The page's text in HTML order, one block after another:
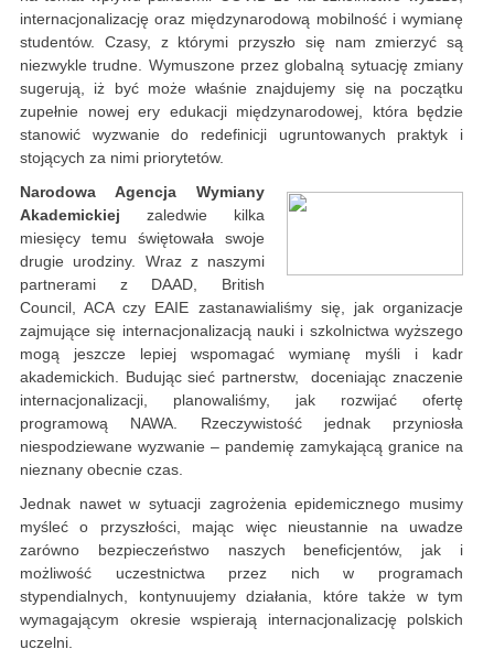
internacjonalizację oraz międzynarodową mobilność i wymianę
studentów. Czasy, z którymi przyszło się nam zmierzyć są
niezwykle trudne. Wymuszone przez globalną sytuację zmiany
sugerują, iż być może właśnie znajdujemy się na początku
zupełnie nowej ery edukacji międzynarodowej, która będzie
stanowić wyzwanie do redefinicji ugruntowanych praktyk i
stojących za nimi priorytetów.
Narodowa Agencja Wymiany
Akademickiej zaledwie kilka
miesięcy temu świętowała swoje
drugie urodziny. Wraz z naszymi
partnerami z DAAD, British
Council, ACA czy EAIE zastanawialiśmy się, jak organizacje
zajmujące się internacjonalizacją nauki i szkolnictwa wyższego
mogą jeszcze lepiej wspomagać wymianę myśli i kadr
akademickich. Budując sieć partnerstw, doceniając znaczenie
internacjonalizacji, planowaliśmy, jak rozwijać ofertę
programową NAWA. Rzeczywistość jednak przyniosła
niespodziewane wyzwanie – pandemię zamykającą granice na
nieznany obecnie czas.
Jednak nawet w sytuacji zagrożenia epidemicznego musimy
myśleć o przyszłości, mając więc nieustannie na uwadze
zarówno bezpieczeństwo naszych beneficjentów, jak i
możliwość uczestnictwa przez nich w programach
stypendialnych, kontynuujemy działania, które także w tym
wymagającym okresie wspierają internacjonalizację polskich
uczelni.